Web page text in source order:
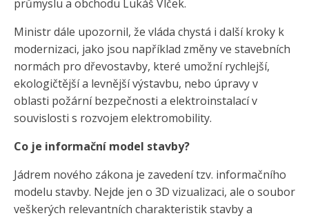
průmyslu a obchodu Lukáš Vlček.
Ministr dále upozornil, že vláda chystá i další kroky k
modernizaci, jako jsou například změny ve stavebních
normách pro dřevostavby, které umožní rychlejší,
ekologičtější a levnější výstavbu, nebo úpravy v
oblasti požární bezpečnosti a elektroinstalací v
souvislosti s rozvojem elektromobility.
Co je informační model stavby?
Jádrem nového zákona je zavedení tzv. informačního
modelu stavby. Nejde jen o 3D vizualizaci, ale o soubor
veškerých relevantních charakteristik stavby a